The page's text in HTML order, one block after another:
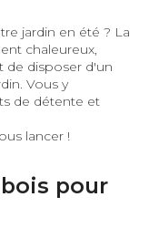
jardin en été ? La
chaleureux,
de disposer d'un
Vous y
de détente et
lancer !
pour